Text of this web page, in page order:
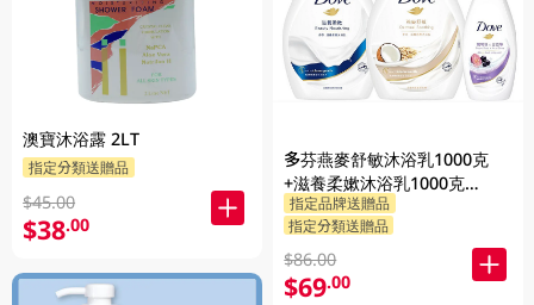
澳寶沐浴露 2LT
指定分類送贈品
$45.00
$38.00
多芬燕麥舒敏沐浴乳1000克
+滋養柔嫰沐浴乳1000克
+Dove沐浴乳200克 (隨機發送)
1PK
指定品牌送贈品
指定分類送贈品
$86.00
$69.00